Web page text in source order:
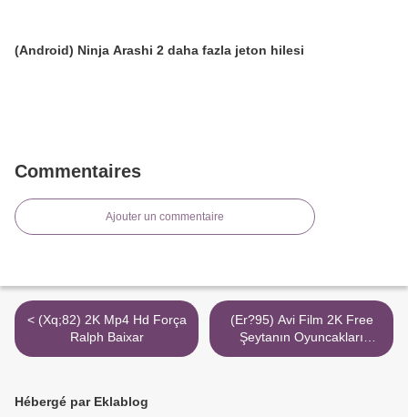
(Android) Ninja Arashi 2 daha fazla jeton hilesi
Commentaires
Ajouter un commentaire
< (Xq;82) 2K Mp4 Hd Força
Ralph Baixar
(Er?95) Avi Film 2K Free
Şeytanın Oyuncakları
Torrent Magnet >
Hébergé par Eklablog